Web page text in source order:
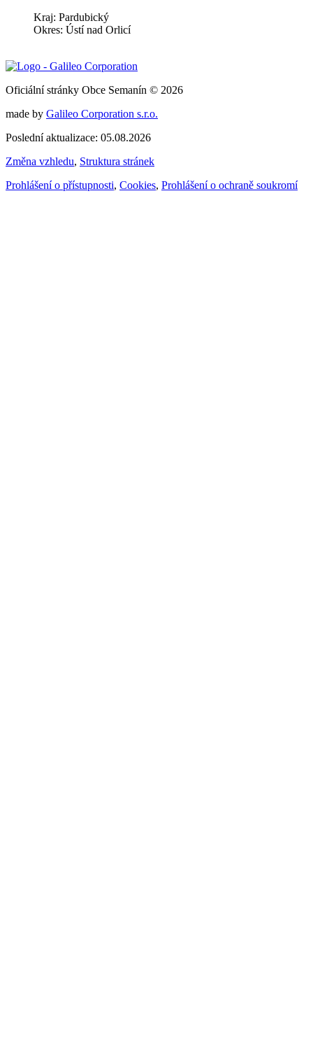
Kraj: Pardubický
Okres: Ústí nad Orlicí
Oficiální stránky Obce Semanín © 2026
made by Galileo Corporation s.r.o.
Poslední aktualizace: 05.08.2026
Změna vzhledu, Struktura stránek
Prohlášení o přístupnosti, Cookies, Prohlášení o ochraně soukromí